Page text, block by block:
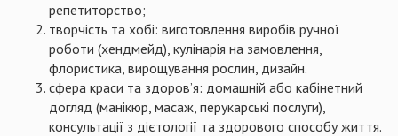
репетиторство;
творчість та хобі: виготовлення виробів ручної
роботи (хендмейд), кулінарія на замовлення,
флористика, вирощування рослин, дизайн.
сфера краси та здоров’я: домашній або кабінетний
догляд (манікюр, масаж, перукарські послуги),
консультації з дієтології та здорового способу життя.